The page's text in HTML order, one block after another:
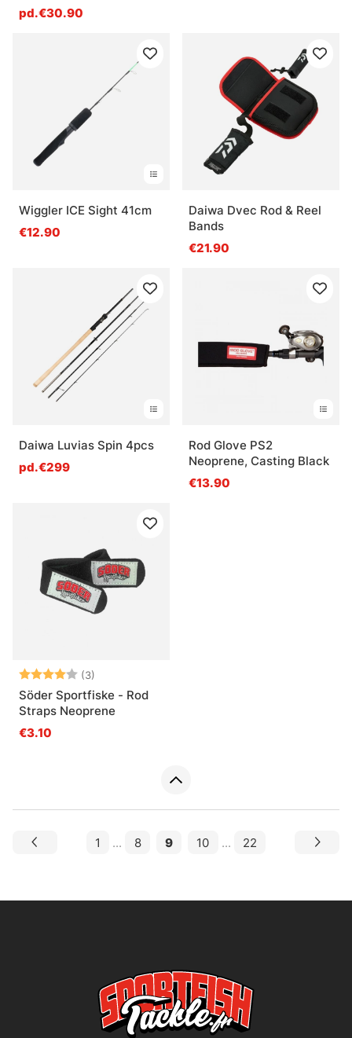
pd.€30.90
Wiggler ICE Sight 41cm
€12.90
Daiwa Dvec Rod & Reel
Bands
€21.90
Daiwa Luvias Spin 4pcs
pd.€299
Rod Glove PS2
Neoprene, Casting Black
€13.90
Note: (3)
Söder Sportfiske - Rod
Straps Neoprene
€3.10
1 ... 8 9 10 ... 22